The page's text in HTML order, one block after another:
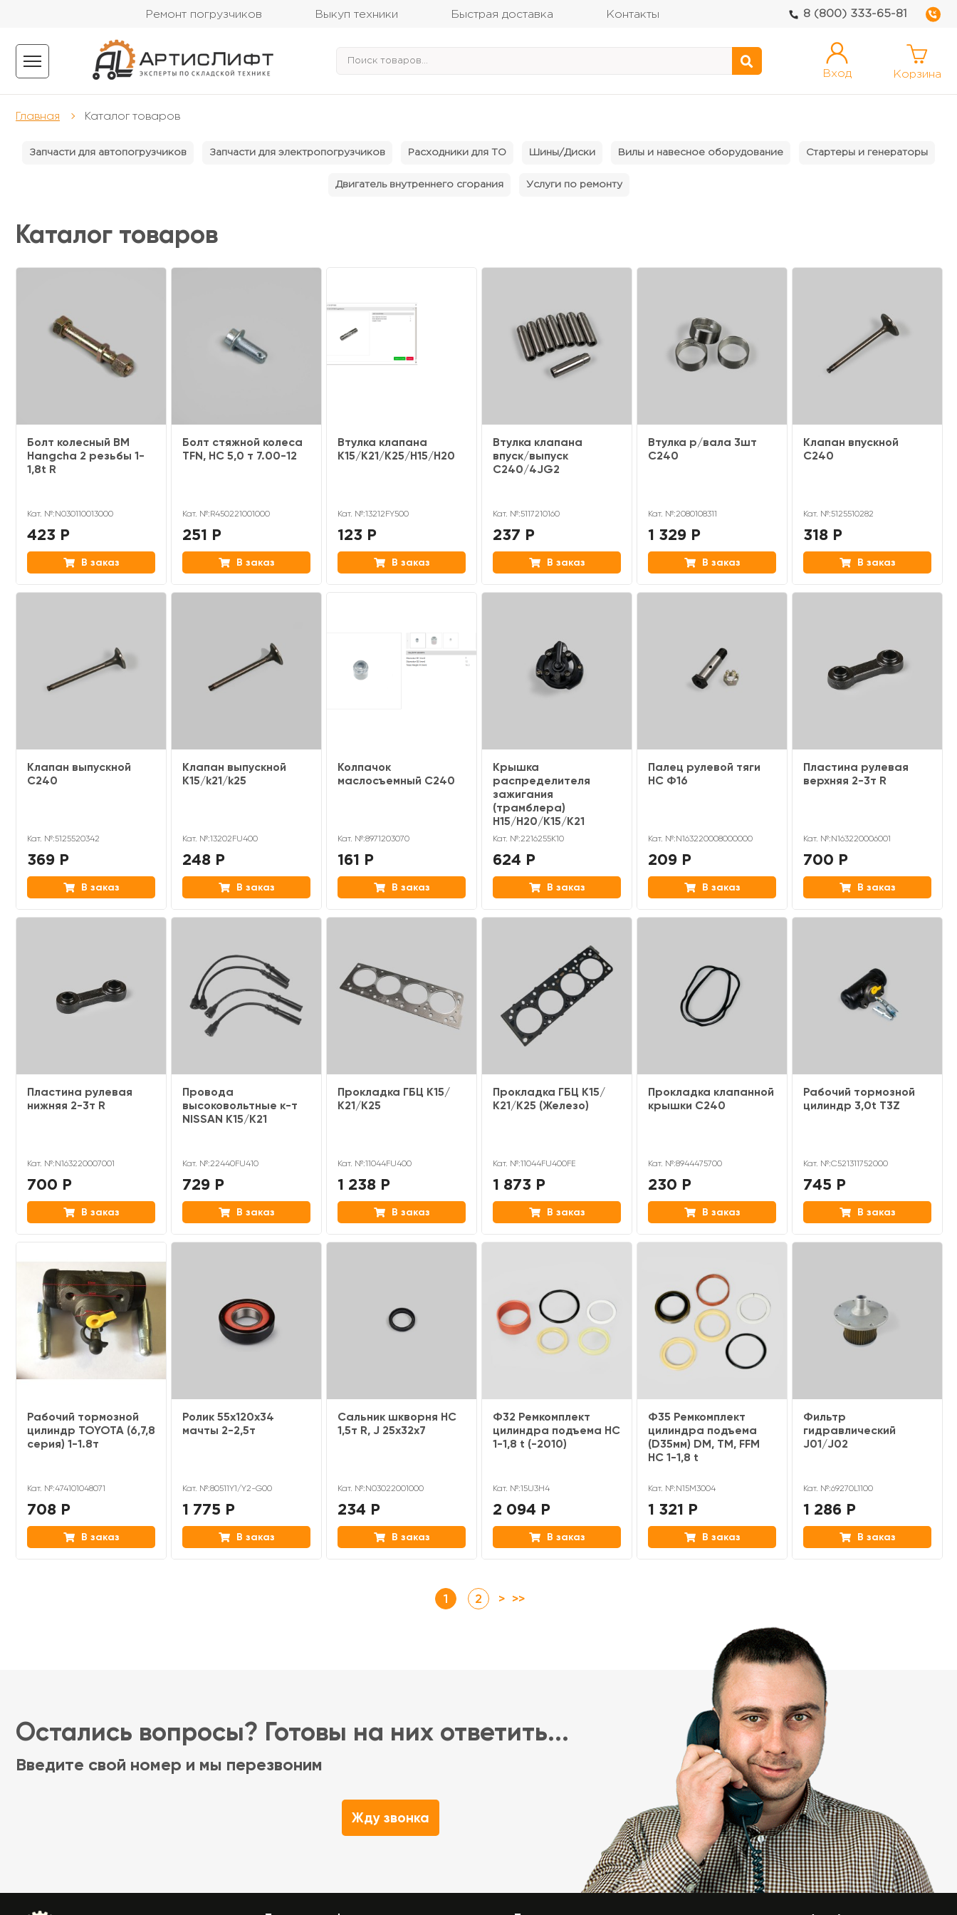
Ремонт погрузчиков Выкуп техники Быстрая доставка Контакты 8 (800) 333-65-81
Вход Корзина
Главная Каталог товаров
Запчасти для автопогрузчиков Запчасти для электропогрузчиков Расходники для ТО Шины/Диски Вилы и навесное оборудование Стартеры и генераторы
Двигатель внутреннего сгорания Услуги по ремонту
Каталог товаров
Болт колесный ВМ
Hangcha 2 резьбы 1-
1,8t R
Кат. №:N030110013000
423 Р
В заказ
Болт стяжной колеса
TFN, HC 5,0 т 7.00-12
Кат. №:R450221001000
251 Р
В заказ
Втулка клапана
K15/K21/K25/H15/H20
Кат. №:13212FY500
123 Р
В заказ
Втулка клапана
впуск/выпуск
C240/4JG2
Кат. №:5117210160
237 Р
В заказ
Втулка р/вала 3шт
С240
Кат. №:2080108311
1 329 Р
В заказ
Клапан впускной
C240
Кат. №:5125510282
318 Р
В заказ
Клапан выпускной
C240
Кат. №:5125520342
369 Р
В заказ
Клапан выпускной
K15/k21/k25
Кат. №:13202FU400
248 Р
В заказ
Колпачок
маслосъемный C240
Кат. №:8971203070
161 Р
В заказ
Крышка
распределителя
зажигания
(трамблера)
H15/H20/K15/K21
Кат. №:2216255K10
624 Р
В заказ
Палец рулевой тяги
HC Ф16
Кат. №:N163220008000000
209 Р
В заказ
Пластина рулевая
верхняя 2-3т R
Кат. №:N163220006001
700 Р
В заказ
Пластина рулевая
нижняя 2-3т R
Кат. №:N163220007001
700 Р
В заказ
Провода
высоковольтные к-т
NISSAN K15/K21
Кат. №:22440FU410
729 Р
В заказ
Прокладка ГБЦ К15/
К21/K25
Кат. №:11044FU400
1 238 Р
В заказ
Прокладка ГБЦ К15/
К21/K25 (Железо)
Кат. №:11044FU400FE
1 873 Р
В заказ
Прокладка клапанной
крышки C240
Кат. №:8944475700
230 Р
В заказ
Рабочий тормозной
цилиндр 3,0t T3Z
Кат. №:C521311752000
745 Р
В заказ
Рабочий тормозной
цилиндр TOYOTA (6,7,8
серия) 1-1.8т
Кат. №:474101048071
708 Р
В заказ
Ролик 55x120х34
мачты 2-2,5т
Кат. №:80511Y1/Y2-G00
1 775 Р
В заказ
Сальник шкворня HC
1,5т R, J 25х32х7
Кат. №:N03022001000
234 Р
В заказ
Ф32 Ремкомплект
цилиндра подъема HC
1-1,8 t (-2010)
Кат. №:15U3H4
2 094 Р
В заказ
Ф35 Ремкомплект
цилиндра подъема
(D35мм) DM, TM, FFM
HC 1-1,8 t
Кат. №:N15M3004
1 321 Р
В заказ
Фильтр
гидравлический
J01/J02
Кат. №:69270L1100
1 286 Р
В заказ
1 2 > >>
Остались вопросы? Готовы на них ответить...
Введите свой номер и мы перезвоним
Жду звонка